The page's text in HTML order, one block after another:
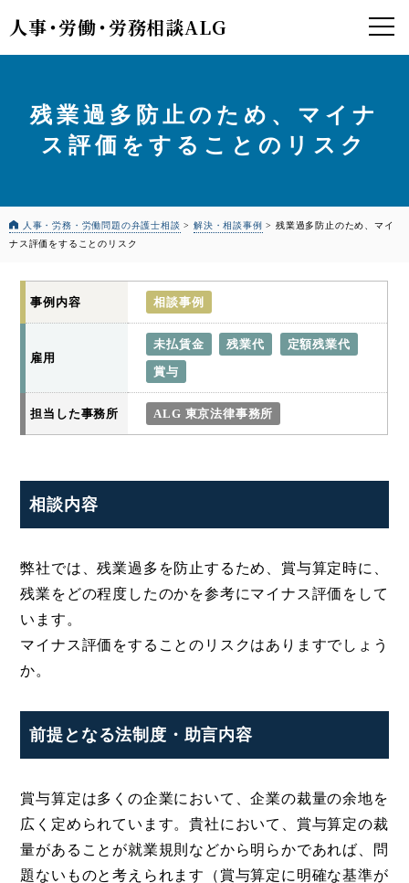
人事・労働・労務相談ALG
残業過多防止のため、マイナ
ス評価をすることのリスク
人事・労務・労働問題の弁護士相談 >解決・相談事例 >残業過多防止のため、マイ
ナス評価をすることのリスク
事例内容 相談事例
雇用
未払賃金 残業代
定額残業代
賞与
担当した事務所 ALG 東京法律事務所
相談内容
弊社では、残業過多を防止するため、賞与算定時に、
残業をどの程度したのかを参考にマイナス評価をして
います。
マイナス評価をすることのリスクはありますでしょう
か。
前提となる法制度・助言内容
賞与算定は多くの企業において、企業の裁量の余地を
広く定められています。貴社において、賞与算定の裁
量があることが就業規則などから明らかであれば、問
題ないものと考えられます（賞与算定に明確な基準が